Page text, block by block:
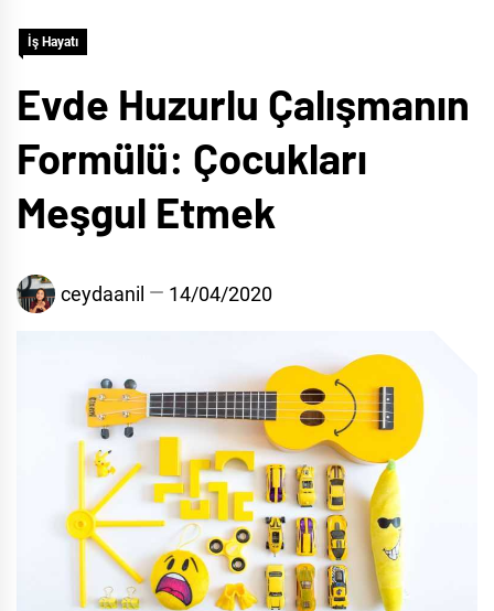
İş Hayatı
Evde Huzurlu Çalışmanın
Formülü: Çocukları
Meşgul Etmek
ceydaanil 14/04/2020